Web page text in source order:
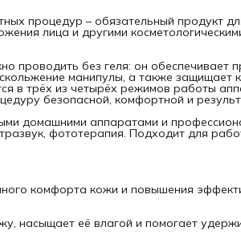
проводимость
РежимEye Care:
области вокруг
После завершения
сухой салфеткой
массаж до полного
РЕЗУЛЬТАТ
После процедуры
свежей, контуры
подходит для всех
делает
продуктам или
обратиться в наш
инструкциями и
процедур – обязательный продукт
лица и другими
проводить без геля: он обеспечивает
манипулы, а также защищает
в трёх из четырёх режимов работы
безопасной, комфортной и
домашними аппаратами и
фототерапия. Подходит для
комфорта кожи и повышения
насыщает её влагой и помогает